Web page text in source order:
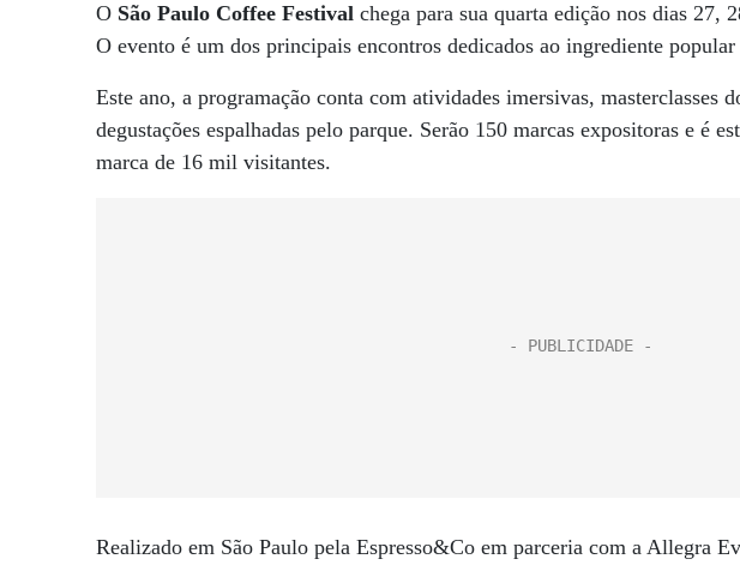
O São Paulo Coffee Festival chega para sua quarta edição nos dias 27,
O evento é um dos principais encontros dedicados ao ingrediente popular
Este ano, a programação conta com atividades imersivas, masterclasses
degustações espalhadas pelo parque. Serão 150 marcas expositoras e é
marca de 16 mil visitantes.
Realizado em São Paulo pela Espresso&Co em parceria com a Allegra